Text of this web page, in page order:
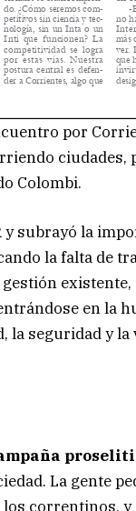
por
ciudades,
Colombi.
y subrayó la
la falta de
en la
la seguridad y la
La gente
correntinos,